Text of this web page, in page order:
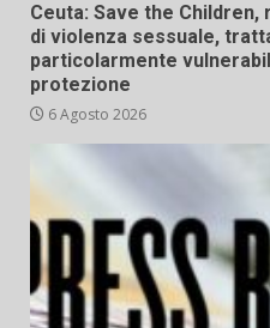
Ceuta: Save the
di violenza sessuale,
particolarmente
protezione
6 Agosto 2026